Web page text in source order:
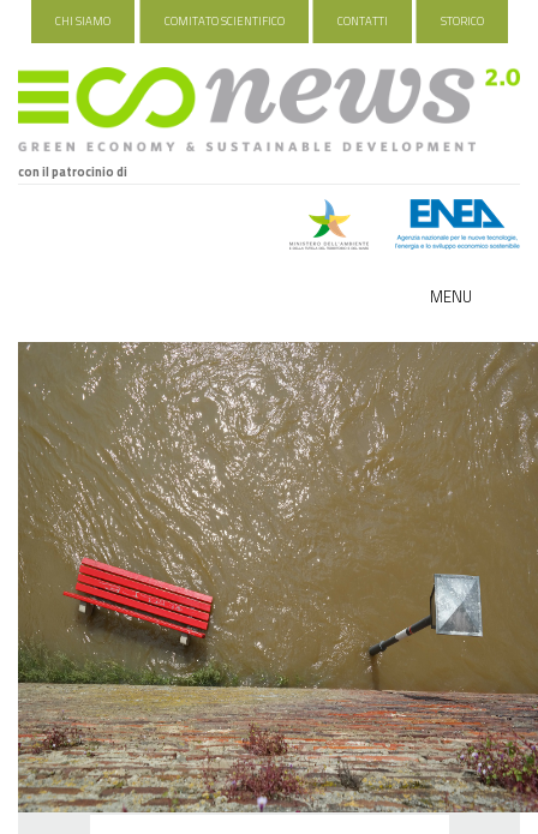
CHI SIAMO COMITATO SCIENTIFICO CONTATTI STORICO
con il patrocinio di
MENU
ECO-NOMY
INDUSTRIA VERDE
FOOD&TRAVEL
HEALTH&WELLNESS
GREEN TECH
GLOCAL
ECO-EVENTI
ECOINCENTRIAMOCI